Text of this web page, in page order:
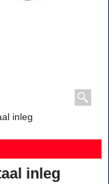
inleg
inleg